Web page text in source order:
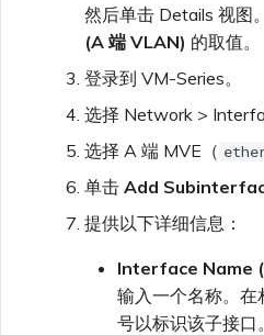
然后单击 Details 视图
(A 端 VLAN) 的取值。
登录到 VM-Series。
选择 Network >
选择 A 端 MVE（
单击 Add
提供以下详细信息：
Interface Name (
输入一个名称。在
号以标识该子接口。